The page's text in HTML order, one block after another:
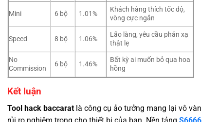
Mini 6 bộ 1.01%
Khách hàng thích tốc độ,
vòng cực ngắn
Speed 8 bộ 1.06%
Lão làng, yêu cầu phản xạ
thật lẹ
No
Commission
6 bộ 1.46%
Bất kỳ ai muốn bỏ qua hoa
hồng
Kết luận
Tool hack baccarat là công cụ ảo tưởng mang lại vô vàn